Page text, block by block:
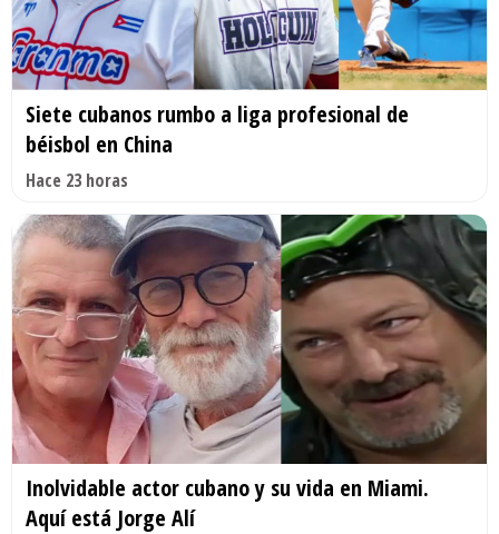
Siete cubanos rumbo a liga profesional de
béisbol en China
Hace 23 horas
Inolvidable actor cubano y su vida en Miami.
Aquí está Jorge Alí